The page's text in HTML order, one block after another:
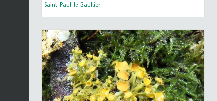
Saint-Paul-le-Gaultier